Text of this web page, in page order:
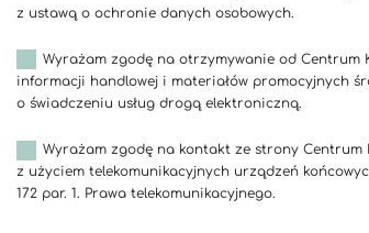
z ustawą o ochronie danych osobowych.
Wyrażam zgodę na otrzymywanie od Centrum
informacji handlowej i materiałów promocyjnych
o świadczeniu usług drogą elektroniczną.
Wyrażam zgodę na kontakt ze strony Centrum
z użyciem telekomunikacyjnych urządzeń
172 par. 1. Prawa telekomunikacyjnego.